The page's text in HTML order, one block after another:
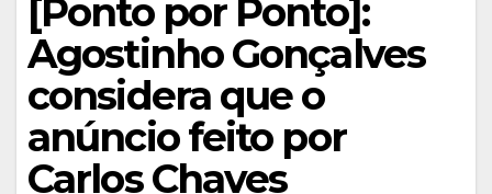
[Ponto por Ponto]:
Agostinho Gonçalves
considera que o
anúncio feito por
Carlos Chaves